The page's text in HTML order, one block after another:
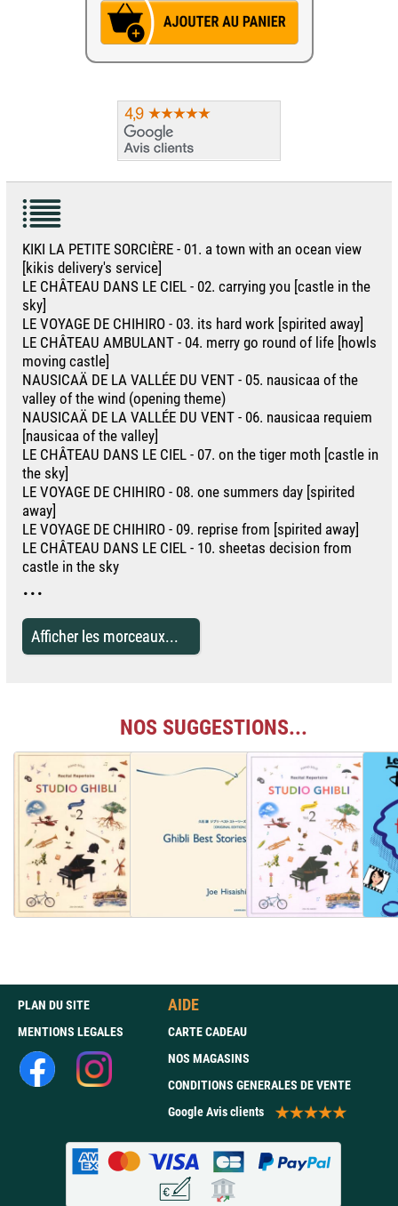
KIKI LA PETITE SORCIÈRE - 01. a town with an ocean view
[kikis delivery's service]
LE CHÂTEAU DANS LE CIEL - 02. carrying you [castle in the
sky]
LE VOYAGE DE CHIHIRO - 03. its hard work [spirited away]
LE CHÂTEAU AMBULANT - 04. merry go round of life [howls
moving castle]
NAUSICAÄ DE LA VALLÉE DU VENT - 05. nausicaa of the
valley of the wind (opening theme)
NAUSICAÄ DE LA VALLÉE DU VENT - 06. nausicaa requiem
[nausicaa of the valley]
LE CHÂTEAU DANS LE CIEL - 07. on the tiger moth [castle in
the sky]
LE VOYAGE DE CHIHIRO - 08. one summers day [spirited
away]
LE VOYAGE DE CHIHIRO - 09. reprise from [spirited away]
LE CHÂTEAU DANS LE CIEL - 10. sheetas decision from
castle in the sky
...
Afficher les morceaux...
NOS SUGGESTIONS...
PLAN DU SITE
MENTIONS LEGALES
AIDE
CARTE CADEAU
NOS MAGASINS
CONDITIONS GENERALES DE VENTE
Google Avis clients